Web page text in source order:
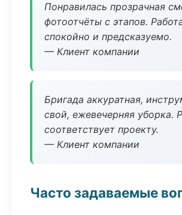
Понравилась прозрачная
фотоотчёты с этапов.
спокойно и предсказуемо.
— Клиент компании
Бригада аккуратная,
свой, ежевечерняя уборка.
соответствует проекту.
— Клиент компании
Часто задаваемые